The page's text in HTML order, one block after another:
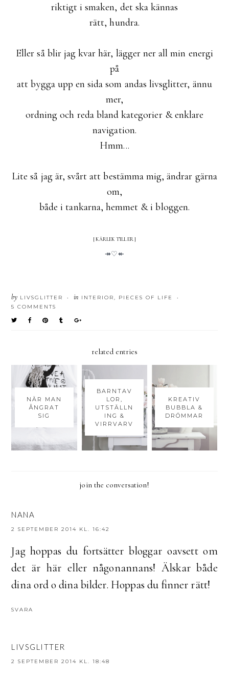
riktigt i smaken, det ska kännas
rätt, hundra.
Eller så blir jag kvar här, lägger ner all min energi
på
att bygga upp en sida som andas livsglitter, ännu
mer,
ordning och reda bland kategorier & enklare
navigation.
Hmm...
Lite så jag är, svårt att bestämma mig, ändrar gärna
om,
både i tankarna, hemmet & i bloggen.
[ KÄRLEK TILL ER ]
↠♡↞
by LIVSGLITTER • in INTERIOR PIECES OF LIFE •
5 COMMENTS
related entries
NÄR MAN
ÅNGRAT
SIG
BARNTAV
LOR,
UTSTÄLLN
ING &
VIRRVARV
KREATIV
BUBBLA &
DRÖMMAR
join the conversation!
NANA
2 SEPTEMBER 2014 KL. 16:42
Jag hoppas du fortsätter bloggar oavsett om
det är här eller någonannans! Älskar både
dina ord o dina bilder. Hoppas du finner rätt!
SVARA
LIVSGLITTER
2 SEPTEMBER 2014 KL. 18:48